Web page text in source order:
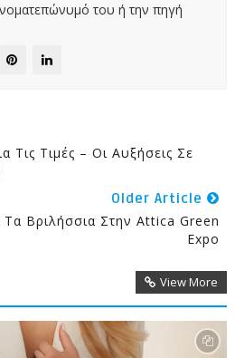
του ή την πηγή
Τις Τιμές – Οι Αυξήσεις Σε
Older Article
Βριλήσσια Στην Αttica Green
Expo
View More